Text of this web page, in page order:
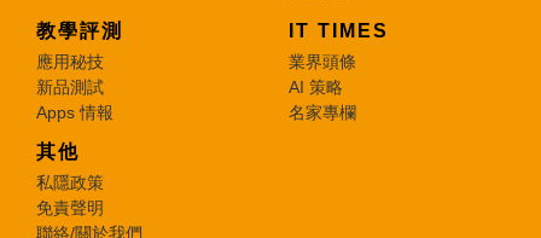
教學評測
應用秘技
新品測試
Apps 情報
IT TIMES
業界頭條
AI 策略
名家專欄
其他
私隱政策
免責聲明
聯絡/關於我們